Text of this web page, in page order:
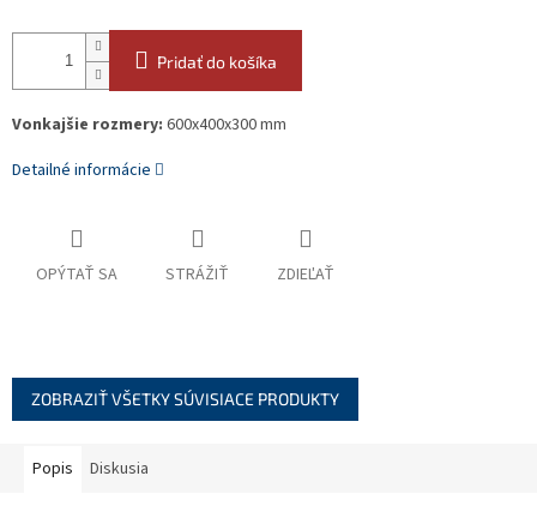
Pridať do košíka
Vonkajšie rozmery: 600x400x300 mm
Detailné informácie
OPÝTAŤ SA STRÁŽIŤ ZDIEĽAŤ
ZOBRAZIŤ VŠETKY SÚVISIACE PRODUKTY
Popis Diskusia